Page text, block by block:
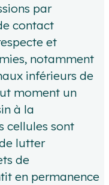
par
contact
et
notamment
inférieurs de
moment un
à la
cellules sont
lutter
de
en permanence